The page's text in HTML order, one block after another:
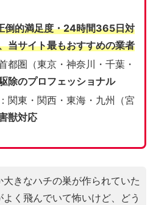
倒的満足度・24時間365日対
当サイト最もおすすめの業者
都圏（東京・神奈川・千葉・
除のプロフェッショナル
：関東・関西・東海・九州（宮
獣対応
大きなハチの巣が作られていた
く飛んでいて怖いけど、どう